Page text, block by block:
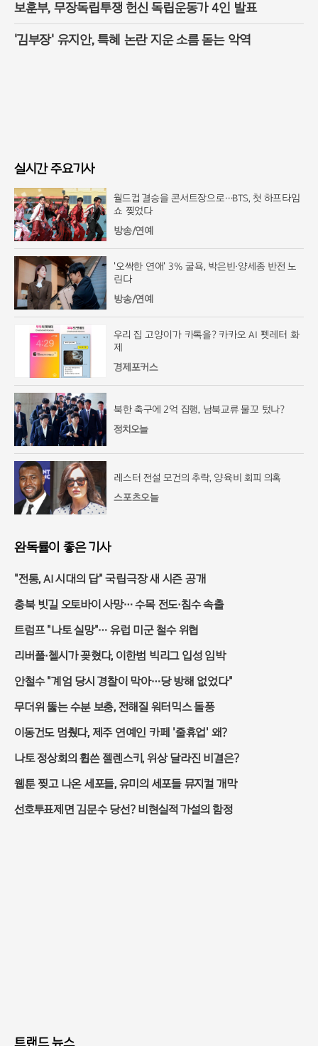
보훈부, 무장독립투쟁 헌신 독립운동가 4인 발표
'김부장' 유지안, 특혜 논란 지운 소름 돋는 악역
실시간 주요기사
월드컵 결승을 콘서트장으로…BTS, 첫 하프타임
쇼 찢었다
방송/연예
'오싹한 연애' 3% 굴욕, 박은빈·양세종 반전 노
린다
방송/연예
우리 집 고양이가 카톡을? 카카오 AI 펫레터 화
제
경제포커스
북한 축구에 2억 집행, 남북교류 물꼬 텄나?
정치오늘
레스터 전설 모건의 추락, 양육비 회피 의혹
스포츠오늘
완독률이 좋은 기사
"전통, AI 시대의 답" 국립극장 새 시즌 공개
충북 빗길 오토바이 사망… 수목 전도·침수 속출
트럼프 "나토 실망"… 유럽 미군 철수 위협
리버풀·첼시가 꽂혔다, 이한범 빅리그 입성 임박
안철수 "계엄 당시 경찰이 막아…당 방해 없었다"
무더위 뚫는 수분 보충, 전해질 워터믹스 돌풍
이동건도 멈췄다, 제주 연예인 카페 '줄휴업' 왜?
나토 정상회의 휩쓴 젤렌스키, 위상 달라진 비결은?
웹툰 찢고 나온 세포들, 유미의 세포들 뮤지컬 개막
선호투표제면 김문수 당선? 비현실적 가설의 함정
트랜드 뉴스